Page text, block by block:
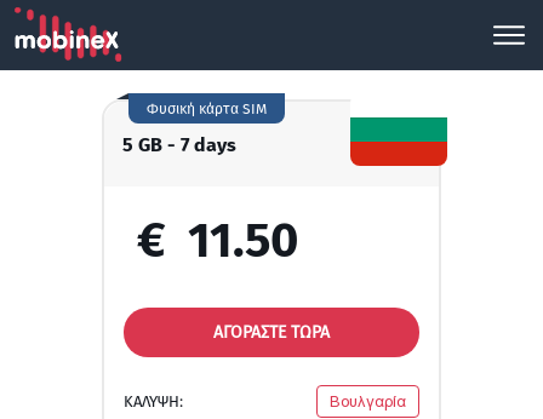
5 GB - 7 days
Φυσική κάρτα SIM
€ 11.50
ΑΓΟΡΑΣΤΕ ΤΩΡΑ
ΚΑΛΥΨΗ: Βουλγαρία